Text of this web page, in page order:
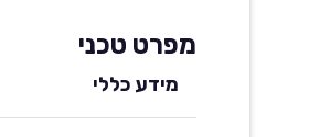
מפרט טכני
מידע כללי